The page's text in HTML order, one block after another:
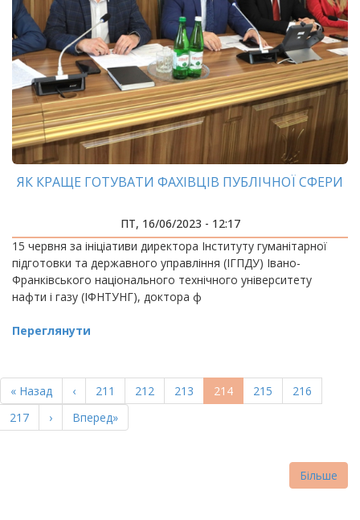
ЯК КРАЩЕ ГОТУВАТИ ФАХІВЦІВ ПУБЛІЧНОЇ СФЕРИ
ПТ, 16/06/2023 - 12:17
15 червня за ініціативи директора Інституту гуманітарної
підготовки та державного управління (ІГПДУ) Івано-
Франківського національного технічного університету
нафти і газу (ІФНТУНГ), доктора ф
Переглянути
НА
СТОРІНКИ
Перша
сторінка
« Назад
Попередня
сторінка
‹ Page
211 Page
212 Page
213
Поточна
сторінка
214 Page
215 Page
216
Page
217
Наступна
сторінка
›
Остання
сторінка
Вперед»
Більше